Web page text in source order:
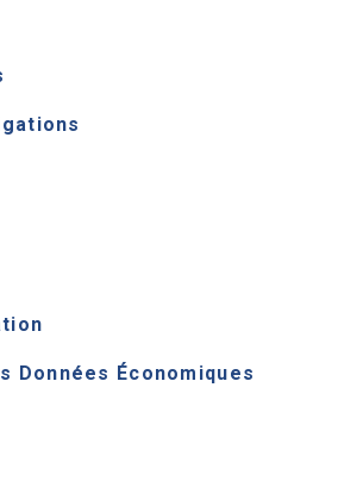
Données Économiques